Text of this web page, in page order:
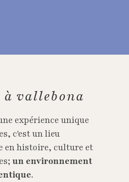
vallebona
expérience unique
c'est un lieu
en histoire, culture et
un environnement
.